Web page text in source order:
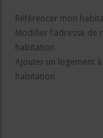
Référencer mon
Modifier l’adresse de
habitation
Ajouter un logement
habitation